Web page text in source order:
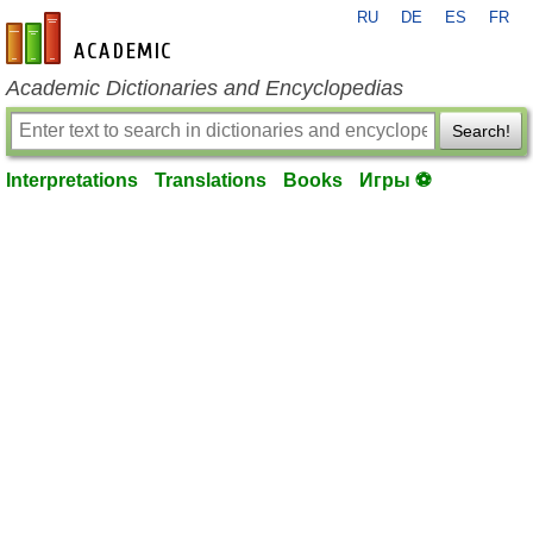
en-academic.com
RU DE ES FR
Academic Dictionaries and Encyclopedias
Search!
Interpretations Translations Books Игры ⚽